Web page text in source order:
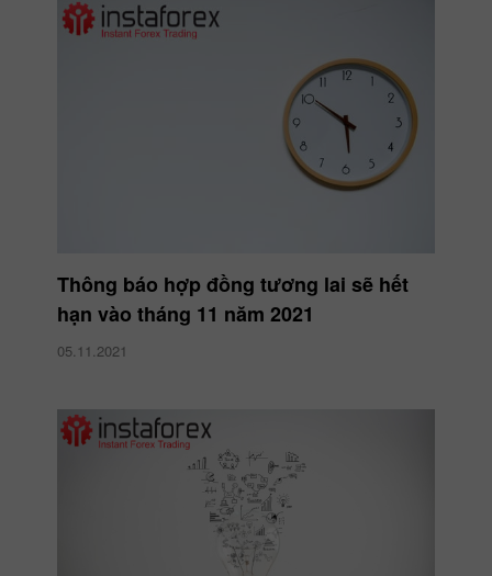
Thông báo hợp đồng tương lai sẽ hết
hạn vào tháng 11 năm 2021
05.11.2021